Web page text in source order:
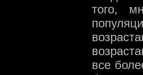
того,
все